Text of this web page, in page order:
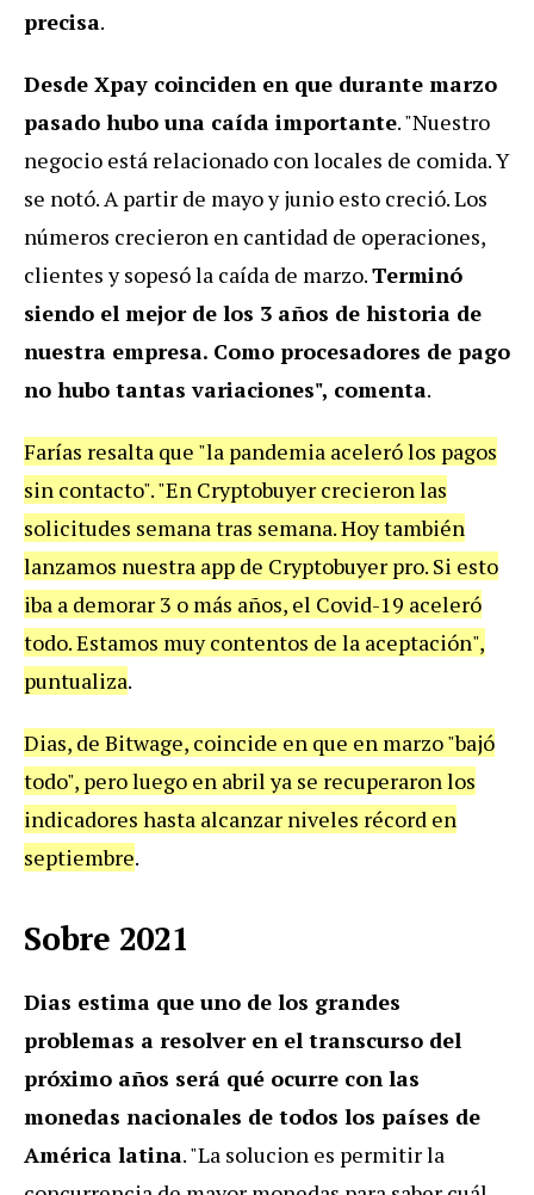
precisa.
Desde Xpay coinciden en que durante marzo
pasado hubo una caída importante. "Nuestro
negocio está relacionado con locales de comida. Y
se notó. A partir de mayo y junio esto creció. Los
números crecieron en cantidad de operaciones,
clientes y sopesó la caída de marzo.Terminó
siendo el mejor de los 3 años de historia de
nuestra empresa. Como procesadores de pago
no hubo tantas variaciones", comenta.
Farías resalta que "la pandemia aceleró los pagos
sin contacto". "En Cryptobuyer crecieron las
solicitudes semana tras semana. Hoy también
lanzamos nuestra app de Cryptobuyer pro. Si esto
iba a demorar 3 o más años, el Covid-19 aceleró
todo. Estamos muy contentos de la aceptación",
puntualiza.
Dias, de Bitwage, coincide en que en marzo "bajó
todo", pero luego en abril ya se recuperaron los
indicadores hasta alcanzar niveles récord en
septiembre.
Sobre 2021
Dias estima que uno de los grandes
problemas a resolver en el transcurso del
próximo años será qué ocurre con las
monedas nacionales de todos los países de
América latina. "La solucion es permitir la